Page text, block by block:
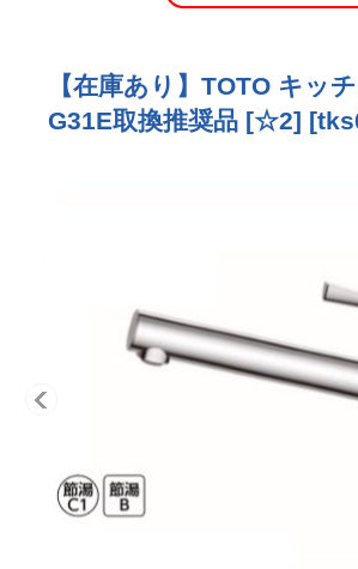
【在庫あり】TOTO キ
G31E取換推奨品 [☆2] [